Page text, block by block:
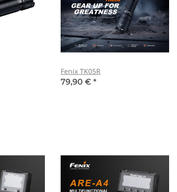
Fenix TK05R
79,90 € *